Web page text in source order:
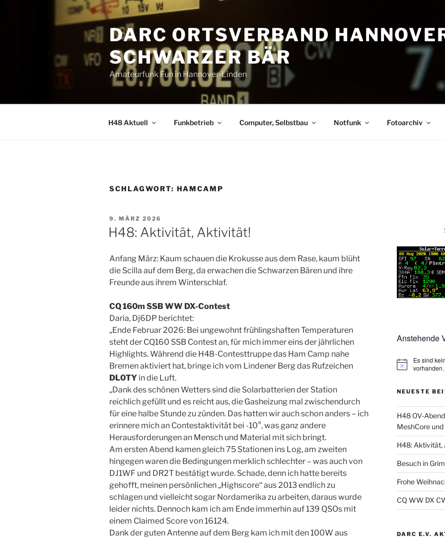
DARC ORTSVERBAND
SCHWARZER BÄR
Amateurfunk Fun in Hannover-Linden
H48 Aktuell Funkbetrieb Computer, Selbstbau Notfunk Fotoarchiv
SCHLAGWORT: HAMCAMP
VERÖFFENTLICHT
AM
9. MÄRZ 2026
H48: Aktivität, Aktivität!
Anfang März: Kaum schauen die Krokusse aus dem Rase, kaum blüht
die Scilla auf dem Berg, da erwachen die Schwarzen Bären und ihre
Freunde aus ihrem Winterschlaf.
CQ 160m SSB WW DX-Contest
Daria, Dj6DP berichtet:
„Ende Februar 2026: Bei ungewohnt frühlingshaften Temperaturen
steht der CQ160 SSB Contest an, für mich immer eins der jährlichen
Highlights. Während die H48-Contesttruppe das Ham Camp nahe
Bremen aktiviert hat, bringe ich vom Lindener Berg das Rufzeichen
DL0TY in die Luft.
„Dank des schönen Wetters sind die Solarbatterien der Station
reichlich gefüllt und es reicht aus, die Gasheizung mal zwischendurch
für eine halbe Stunde zu zünden. Das hatten wir auch schon anders – ich
erinnere mich an Contestaktivität bei -10°, was ganz andere
Herausforderungen an Mensch und Material mit sich bringt.
Am ersten Abend kamen gleich 75 Stationen ins Log, am zweiten
hingegen waren die Bedingungen merklich schlechter – was auch von
DJ1WF und DR2T bestätigt wurde. Schade, denn ich hatte bereits
gehofft, meinen persönlichen „Highscore“ aus 2013 endlich zu
schlagen und vielleicht sogar Nordamerika zu arbeiten, daraus wurde
leider nichts. Dennoch kam ich am Ende immerhin auf 139 QSOs mit
einem Claimed Score von 16124.
Dank der guten Antenne auf dem Berg kam ich mit den 100W aus
Anstehende
Es sind
vorhanden.
NEUESTE
H48 OV-
MeshCore und
H48: Aktivität,
Besuch in
Frohe
CQ WW DX
DARC E.V.